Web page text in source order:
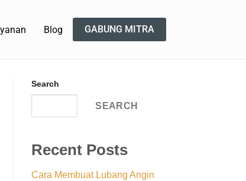
Blog GABUNG MITRA
Search
SEARCH
Recent Posts
Cara Membuat Lubang Angin